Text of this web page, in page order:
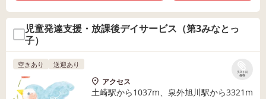
児童発達支援・放課後デイサービス（第3みなとっ
子）
リストに
保存
空きあり 送迎あり
アクセス
土崎駅から1037m、泉外旭川駅から3321m